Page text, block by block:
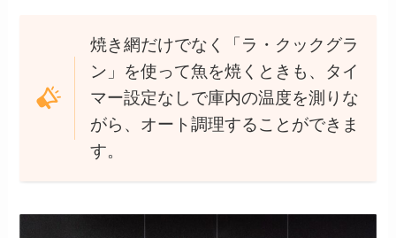
焼き網だけでなく「ラ・クックグラ
ン」を使って魚を焼くときも、タイ
マー設定なしで庫内の温度を測りな
がら、オート調理することができま
す。